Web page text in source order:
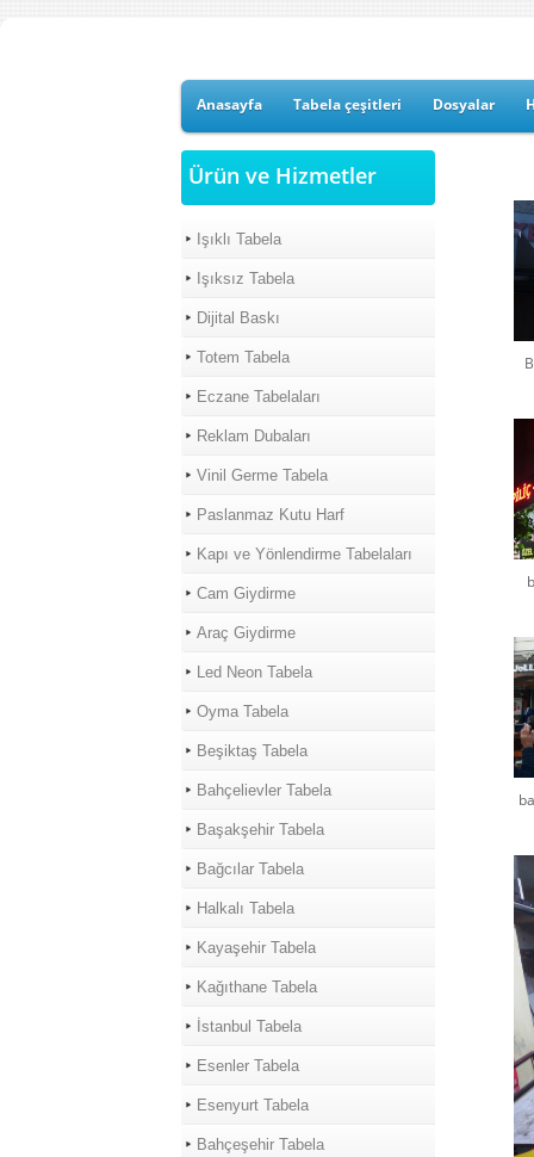
Anasayfa Tabela çeşitleri Dosyalar
Ürün ve Hizmetler
Işıklı Tabela
Işıksız Tabela
Dijital Baskı
Totem Tabela
Eczane Tabelaları
Reklam Dubaları
Vinil Germe Tabela
Paslanmaz Kutu Harf
Kapı ve Yönlendirme Tabelaları
Cam Giydirme
Araç Giydirme
Led Neon Tabela
Oyma Tabela
Beşiktaş Tabela
Bahçelievler Tabela
Başakşehir Tabela
Bağcılar Tabela
Halkalı Tabela
Kayaşehir Tabela
Kağıthane Tabela
İstanbul Tabela
Esenler Tabela
Esenyurt Tabela
Bahçeşehir Tabela